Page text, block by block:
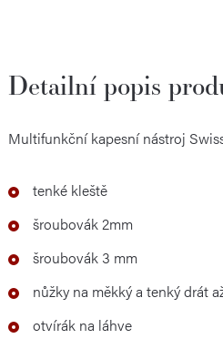
Detailní popis
Multifunkční kapesní nástroj
tenké kleště
šroubovák 2mm
šroubovák 3 mm
nůžky na měkký a tenký drát
otvírák na láhve